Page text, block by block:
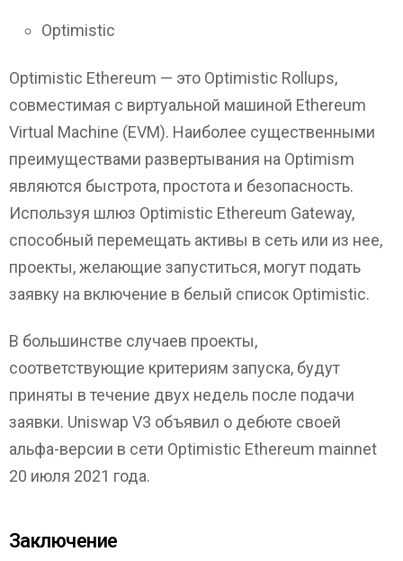
Optimistic
Optimistic Ethereum — это Optimistic Rollups,
совместимая с виртуальной машиной Ethereum
Virtual Machine (EVM). Наиболее существенными
преимуществами развертывания на Optimism
являются быстрота, простота и безопасность.
Используя шлюз Optimistic Ethereum Gateway,
способный перемещать активы в сеть или из нее,
проекты, желающие запуститься, могут подать
заявку на включение в белый список Optimistic.
В большинстве случаев проекты,
соответствующие критериям запуска, будут
приняты в течение двух недель после подачи
заявки. Uniswap V3 объявил о дебюте своей
альфа-версии в сети Optimistic Ethereum mainnet
20 июля 2021 года.
Заключение